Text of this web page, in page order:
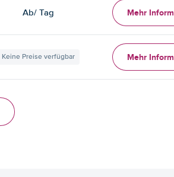
Ab/ Tag Mehr
Keine Preise verfügbar Mehr